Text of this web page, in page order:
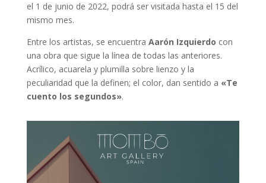
el 1 de junio de 2022, podrá ser visitada hasta el 15 del
mismo mes.
Entre los artistas, se encuentra Aarón Izquierdo con
una obra que sigue la línea de todas las anteriores.
Acrílico, acuarela y plumilla sobre lienzo y la
peculiaridad que la definen; el color, dan sentido a «Te
cuento los segundos».